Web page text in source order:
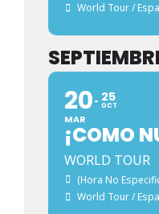
World Tour /
20
MAR
25
OCT
¡COMO
WORLD TOUR
(hora No
World Tour /